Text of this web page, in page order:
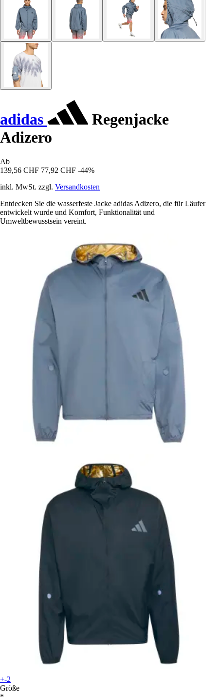
adidas
Regenjacke
Adizero
Ab
139,56 CHF 77,92 CHF -44%
inkl. MwSt. zzgl. Versandkosten
Entdecken Sie die wasserfeste Jacke adidas Adizero, die für Läufer
entwickelt wurde und Komfort, Funktionalität und
Umweltbewusstsein vereint.
+-2
Größe